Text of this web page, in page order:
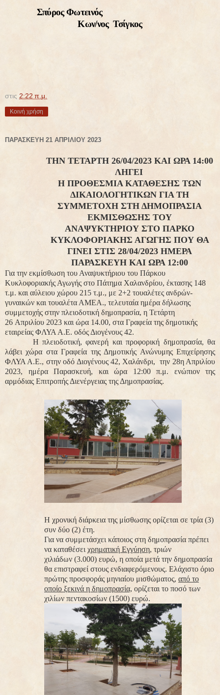
Σπύρος Φωτεινός
Κων/νος Τσίγκος
στις 2:22 π.μ.
Κοινή χρήση
ΠΑΡΑΣΚΕΥΉ 21 ΑΠΡΙΛΊΟΥ 2023
ΤΗΝ ΤΕΤΑΡΤΗ 26/04/2023 ΚΑΙ ΩΡΑ 14:00
ΛΗΓΕΙ
Η ΠΡΟΘΕΣΜΙΑ ΚΑΤΑΘΕΣΗΣ ΤΩΝ
ΔΙΚΑΙΟΛΟΓΗΤΙΚΩΝ ΓΙΑ ΤΗ
ΣΥΜΜΕΤΟΧΗ ΣΤΗ ΔΗΜΟΠΡΑΣΙΑ
ΕΚΜΙΣΘΩΣΗΣ ΤΟΥ
ΑΝΑΨΥΚΤΗΡΙΟΥ ΣΤΟ ΠΑΡΚΟ
ΚΥΚΛΟΦΟΡΙΑΚΗΣ ΑΓΩΓΗΣ ΠΟΥ ΘΑ
ΓΙΝΕΙ ΣΤΙΣ 28/04/2023 ΗΜΕΡΑ
ΠΑΡΑΣΚΕΥΗ ΚΑΙ ΩΡΑ 12:00
Για την εκμίσθωση του Αναψυκτήριου του Πάρκου
Κυκλοφοριακής Αγωγής στο Πάτημα Χαλανδρίου, έκτασης 148
τ.μ. και αύλειου χώρου 215 τ.μ., με 2+2 τουαλέτες ανδρών-
γυναικών και τουαλέτα ΑΜΕΑ., τελευταία ημέρα δήλωσης
συμμετοχής στην πλειοδοτική δημοπρασία, η Τετάρτη
26 Απριλίου 2023 και ώρα 14.00, στα Γραφεία της δημοτικής
εταιρείας ΦΛΥΑ Α.Ε. οδός Διογένους 42.
Ηπλειοδοτική, φανερή και προφορική δημοπρασία, θα
λάβει χώρα στα Γραφεία της Δημοτικής Ανώνυμης Επιχείρησης
ΦΛΥΑ Α.Ε., στην οδό Διογένους 42, Χαλάνδρι,την 28η Απριλίου
2023, ημέρα Παρασκευή, και ώρα 12:00 π.μ.
ενώπιον της
αρμόδιας Επιτροπής Διενέργειας της Δημοπρασίας.
Η χρονική διάρκεια της μίσθωσης ορίζεται σε τρία (3)
συν δύο (2) έτη.
Για να συμμετάσχει κάποιος στη δημοπρασία πρέπει
να καταθέσει χρηματική Εγγύηση, τριών
χιλιάδων (3.000) ευρώ, η οποία μετά την δημοπρασία
θα επιστραφεί στους ενδιαφερόμενους. Ελάχιστο όριο
πρώτης προσφοράς μηνιαίου μισθώματος, από το
οποίο ξεκινά η δημοπρασία, ορίζεται το ποσό των
χιλίων πεντακοσίων (1500) ευρώ.